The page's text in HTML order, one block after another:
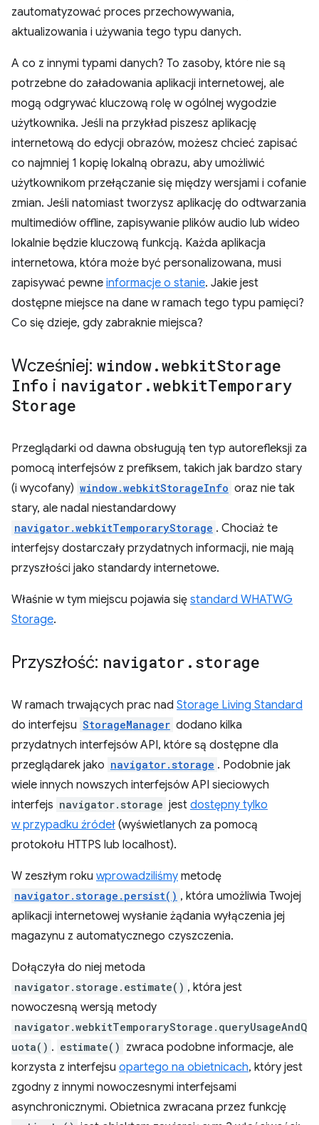
zautomatyzować proces przechowywania,
aktualizowania i używania tego typu danych.
A co z innymi typami danych? To zasoby, które nie są
potrzebne do załadowania aplikacji internetowej, ale
mogą odgrywać kluczową rolę w ogólnej wygodzie
użytkownika. Jeśli na przykład piszesz aplikację
internetową do edycji obrazów, możesz chcieć zapisać
co najmniej 1 kopię lokalną obrazu, aby umożliwić
użytkownikom przełączanie się między wersjami i cofanie
zmian. Jeśli natomiast tworzysz aplikację do odtwarzania
multimediów offline, zapisywanie plików audio lub wideo
lokalnie będzie kluczową funkcją. Każda aplikacja
internetowa, która może być personalizowana, musi
zapisywać pewne informacje o stanie. Jakie jest
dostępne miejsce na dane w ramach tego typu pamięci?
Co się dzieje, gdy zabraknie miejsca?
Wcześniej: window.webkitStorage
Info i navigator .webkitTemporary
Storage
Przeglądarki od dawna obsługują ten typ autorefleksji za
pomocą interfejsów z prefiksem, takich jak bardzo stary
(i wycofany) window.webkitStorageInfo oraz nie tak
stary, ale nadal niestandardowy
navigator.webkitTemporaryStorage . Chociaż te
interfejsy dostarczały przydatnych informacji, nie mają
przyszłości jako standardy internetowe.
Właśnie w tym miejscu pojawia się standard WHATWG
Storage.
Przyszłość: navigator . storage
W ramach trwających prac nad Storage Living Standard
do interfejsu StorageManager dodano kilka
przydatnych interfejsów API, które są dostępne dla
przeglądarek jako navigator.storage . Podobnie jak
wiele innych nowszych interfejsów API sieciowych
interfejs navigator.storage jest dostępny tylko
w przypadku źródeł (wyświetlanych za pomocą
protokołu HTTPS lub localhost).
W zeszłym roku wprowadziliśmy metodę
navigator.storage.persist() , która umożliwia Twojej
aplikacji internetowej wysłanie żądania wyłączenia jej
magazynu z automatycznego czyszczenia.
Dołączyła do niej metoda
navigator.storage.estimate() , która jest
nowoczesną wersją metody
navigator.webkitTemporaryStorage.queryUsageAndQ
uota() . estimate() zwraca podobne informacje, ale
korzysta z interfejsu opartego na obietnicach, który jest
zgodny z innymi nowoczesnymi interfejsami
asynchronicznymi. Obietnica zwracana przez funkcję